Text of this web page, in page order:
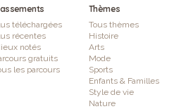
téléchargées
récentes
notés
gratuits
les parcours
Thèmes
Tous thèmes
Histoire
Arts
Mode
Sports
Enfants & Familles
Style de vie
Nature